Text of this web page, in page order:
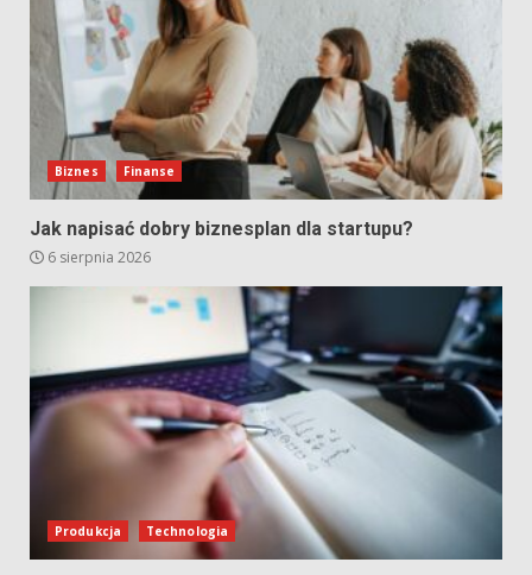
Biznes Finanse
Jak napisać dobry biznesplan dla startupu?
6 sierpnia 2026
Produkcja Technologia